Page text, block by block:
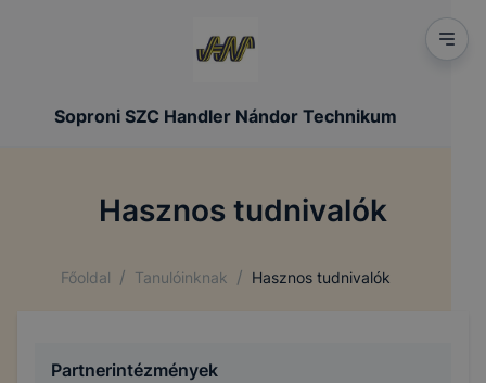
Soproni SZC Handler Nándor Technikum
Hasznos tudnivalók
Főoldal / Tanulóinknak / Hasznos tudnivalók
Partnerintézmények